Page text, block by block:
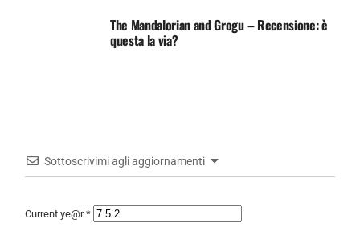
The Mandalorian and Grogu – Recensione: è
questa la via?
Sottoscrivimi agli aggiornamenti
Current ye@r*